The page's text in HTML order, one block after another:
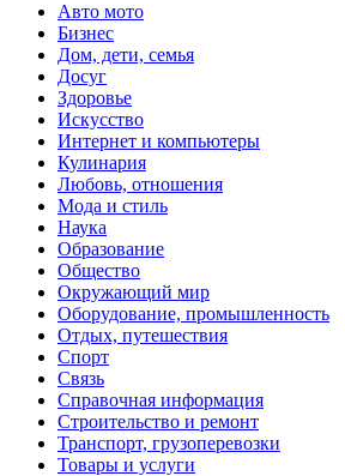
Авто мото
Бизнес
Дом, дети, семья
Досуг
Здоровье
Искусство
Интернет и компьютеры
Кулинария
Любовь, отношения
Мода и стиль
Наука
Образование
Общество
Окружающий мир
Оборудование, промышленность
Отдых, путешествия
Спорт
Связь
Справочная информация
Строительство и ремонт
Транспорт, грузоперевозки
Товары и услуги